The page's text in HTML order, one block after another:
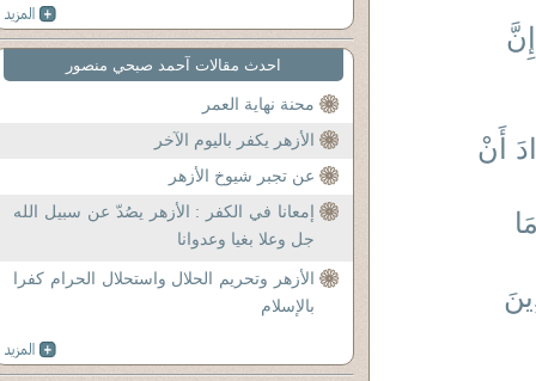
أَنْ
احدث مقالات آحمد صبحي منصور
محنة نهاية العمر
الأزهر يكفر باليوم الآخر
عن تجبر شيوخ الأزهر
إمعانا في الكفر : الأزهر يصُدّ عن سبيل الله
جل وعلا بغيا وعدوانا
الأزهر وتحريم الحلال واستحلال الحرام كفرا
بالإسلام